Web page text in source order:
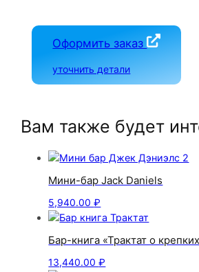
Оформить заказ
уточнить детали
Вам также будет
Мини-бар Jack Daniels
5,940.00₽
Бар-книга «Трактат о
13,440.00₽